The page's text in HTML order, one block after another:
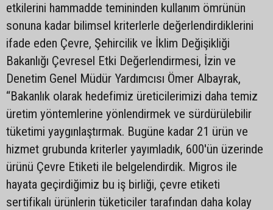
etkilerini hammadde temininden kullanım ömrünün
sonuna kadar bilimsel kriterlerle değerlendirdiklerini
ifade eden Çevre, Şehircilik ve İklim Değişikliği
Bakanlığı Çevresel Etki Değerlendirmesi, İzin ve
Denetim Genel Müdür Yardımcısı Ömer Albayrak,
“Bakanlık olarak hedefimiz üreticilerimizi daha temiz
üretim yöntemlerine yönlendirmek ve sürdürülebilir
tüketimi yaygınlaştırmak. Bugüne kadar 21 ürün ve
hizmet grubunda kriterler yayımladık, 600'ün üzerinde
ürünü Çevre Etiketi ile belgelendirdik. Migros ile
hayata geçirdiğimiz bu iş birliği, çevre etiketi
sertifikalı ürünlerin tüketiciler tarafından daha kolay